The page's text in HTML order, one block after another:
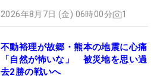
2026年8月7日 (金) 06時00分 1
不動裕理が故郷・熊本の地震に心痛
「自然が怖いな」 被災地を思い過
去2勝の戦いへ